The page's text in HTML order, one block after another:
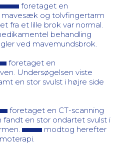
foretaget en
og tolvfingertarm
fra et lille brok var normal.
behandling
ved mavemundsbrok.
foretaget en
Undersøgelsen viste
en stor svulst i højre side
foretaget en CT-scanning
fandt en stor ondartet svulst i
modtog herefter